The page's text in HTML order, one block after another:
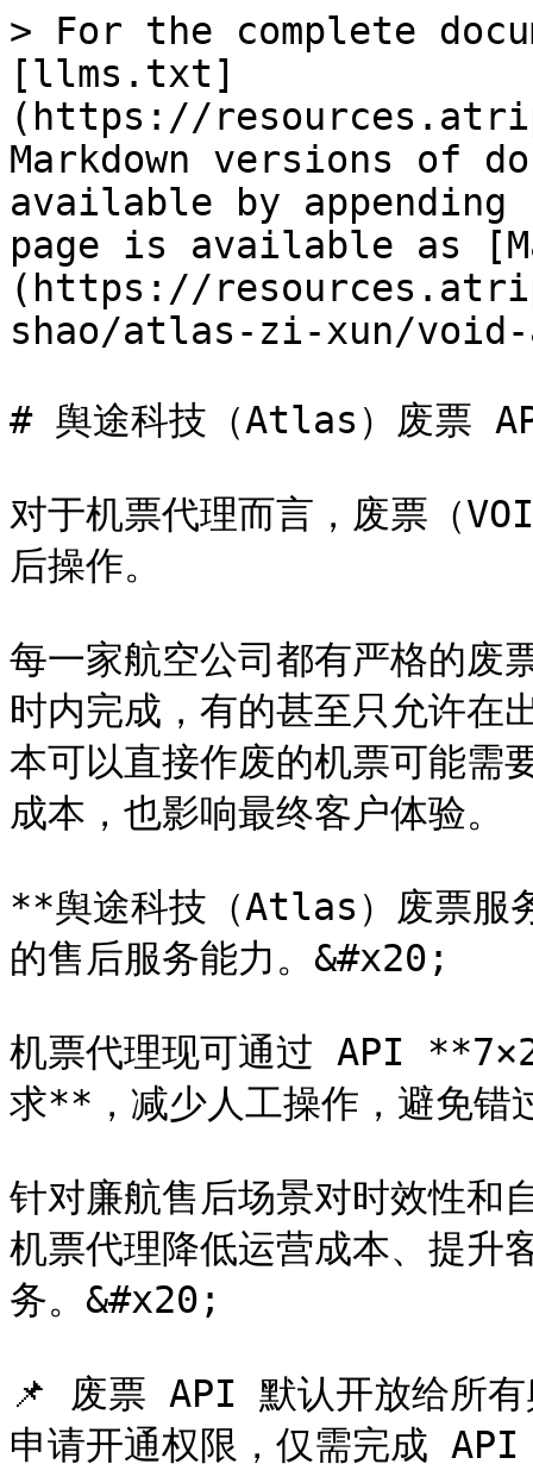
> For the complete
[llms.txt]
(https://
Markdown versions of
available by
page is available as
(https://
shao/atlas-zi-xun/
# 舆途科技（Atlas）废票
对于机票代理而言，废票（
后操作。
每一家航空公司都有严格的
时内完成，有的甚至只允许在
本可以直接作废的机票可能需
成本，也影响最终客户体验。
**舆途科技（Atlas）废票服
的售后服务能力。&#x20;
机票代理现可通过 API
求**，减少人工操作，避免错
针对廉航售后场景对时效性
机票代理降低运营成本、提升
务。&#x20;
📌 废票 API 默认开放给所
申请开通权限，仅需完成